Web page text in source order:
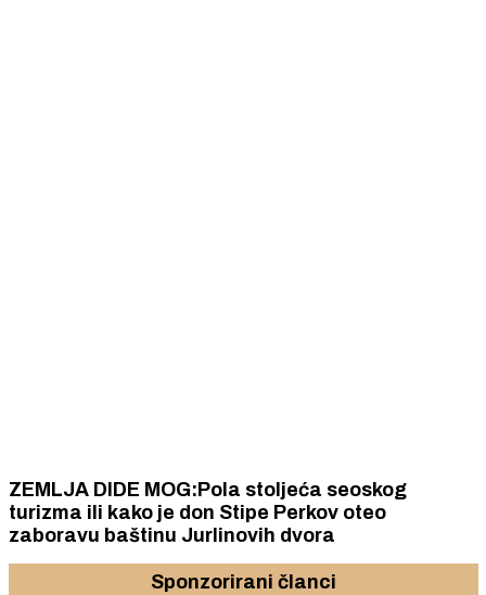
ZEMLJA DIDE MOG:Pola stoljeća seoskog
turizma ili kako je don Stipe Perkov oteo
zaboravu baštinu Jurlinovih dvora
Sponzorirani članci